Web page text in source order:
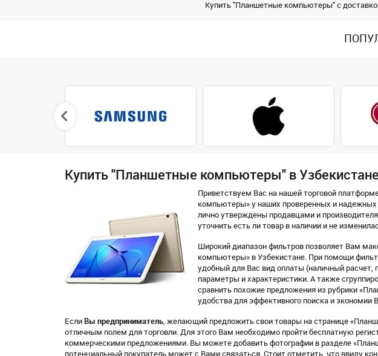
Купить "Планшетные компьютеры" с
Купить "Планшетные компьютеры" в Узбекистане
Приветствуем Вас на нашей торговой
компьютеры» у наших проверенных и
лично утверждены продавцами и
уточнить есть ли товар в наличии и не
Широкий диапазон фильтров позволяет Вам
компьютеры» в Узбекистане. При помощи
удобный для Вас вид оплаты (наличный расчет,
параметры и характеристики. А также
сравнить похожие предложения из рубрики
удобства для эффективного поиска и экономии
Если Вы предприниматель, желающий предложить свои товары на странице
отличным полем для торговли. Для этого Вам необходимо пройти бесплатную
коммерческими предложениями. Вы можете добавить фотографии в разделе
потенциальный покупатель может с Вами связаться. Стоит отметить, что ввиду